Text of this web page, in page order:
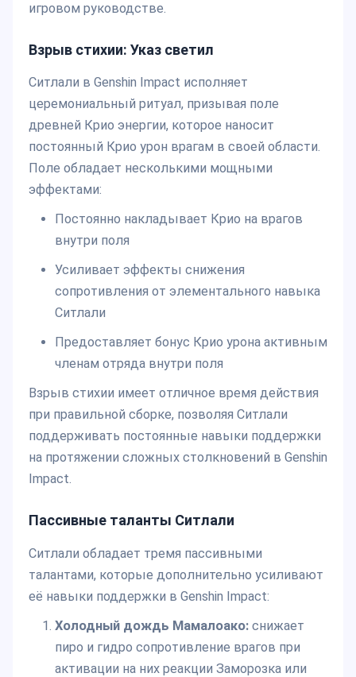
игровом руководстве.
Взрыв стихии: Указ светил
Ситлали в Genshin Impact исполняет
церемониальный ритуал, призывая поле
древней Крио энергии, которое наносит
постоянный Крио урон врагам в своей области.
Поле обладает несколькими мощными
эффектами:
Постоянно накладывает Крио на врагов
внутри поля
Усиливает эффекты снижения
сопротивления от элементального навыка
Ситлали
Предоставляет бонус Крио урона активным
членам отряда внутри поля
Взрыв стихии имеет отличное время действия
при правильной сборке, позволяя Ситлали
поддерживать постоянные навыки поддержки
на протяжении сложных столкновений в Genshin
Impact.
Пассивные таланты Ситлали
Ситлали обладает тремя пассивными
талантами, которые дополнительно усиливают
её навыки поддержки в Genshin Impact:
Холодный дождь Мамалоако: снижает
пиро и гидро сопротивление врагов при
активации на них реакции Заморозка или